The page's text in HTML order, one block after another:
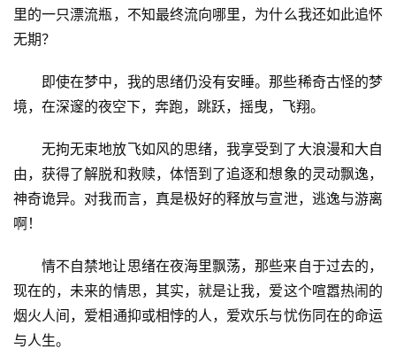
里的一只漂流瓶，不知最终流向哪里，为什么我还如此追怀
无期？
即使在梦中，我的思绪仍没有安睡。那些稀奇古怪的梦
境，在深邃的夜空下，奔跑，跳跃，摇曳，飞翔。
无拘无束地放飞如风的思绪，我享受到了大浪漫和大自
由，获得了解脱和救赎，体悟到了追逐和想象的灵动飘逸，
神奇诡异。对我而言，真是极好的释放与宣泄，逃逸与游离
啊！
情不自禁地让思绪在夜海里飘荡，那些来自于过去的，
现在的，未来的情思，其实，就是让我，爱这个喧嚣热闹的
烟火人间，爱相通抑或相悖的人，爱欢乐与忧伤同在的命运
与人生。